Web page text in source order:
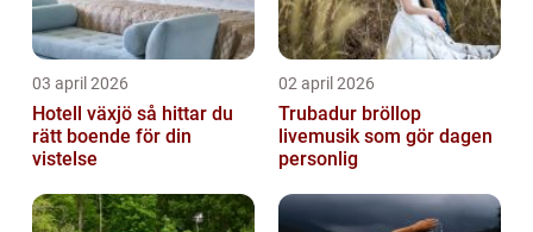
03 april 2026
Hotell växjö så hittar du
rätt boende för din
vistelse
02 april 2026
Trubadur bröllop
livemusik som gör dagen
personlig